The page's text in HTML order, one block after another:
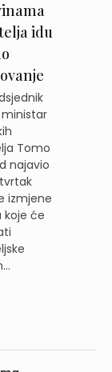
idu
Tomo
najavio
izmjene
koje će